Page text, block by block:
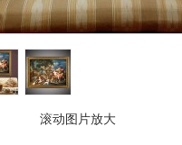
滚动图片放大